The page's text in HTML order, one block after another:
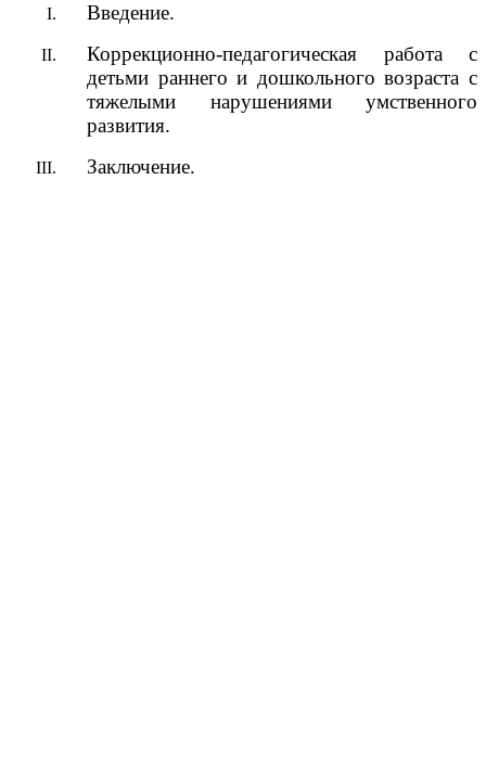
Введение.
Коррекционно-педагогическая работа с
детьми раннего и дошкольного возраста с
тяжелыми нарушениями умственного
развития.
Заключение.